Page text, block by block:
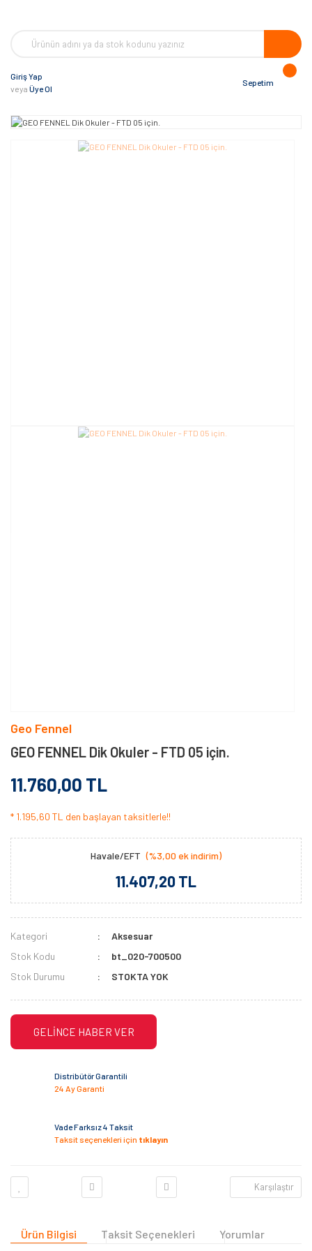
Giriş Yap
veya Üye Ol
Sepetim
Geo Fennel
GEO FENNEL Dik Okuler - FTD 05 için.
11.760,00 TL
* 1.195,60 TL den başlayan taksitlerle!!
Havale/EFT (%3,00 ek indirim)
11.407,20 TL
Kategori
Aksesuar
Stok Kodu
bt_020-700500
Stok Durumu
STOKTA YOK
GELİNCE HABER VER
Distribütör Garantili
24 Ay Garanti
Vade Farksız 4 Taksit
Taksit seçenekleri için tıklayın
Karşılaştır
Ürün Bilgisi Taksit Seçenekleri Yorumlar